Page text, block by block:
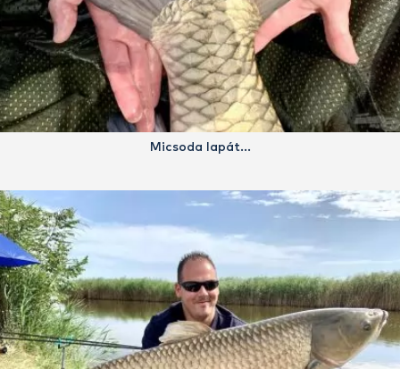
Micsoda lapát…